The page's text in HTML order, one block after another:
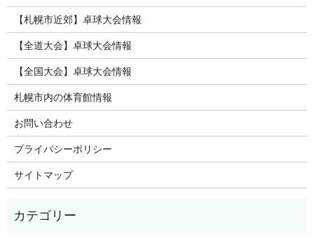
【札幌市近郊】卓球大会情報
【全道大会】卓球大会情報
【全国大会】卓球大会情報
札幌市内の体育館情報
お問い合わせ
プライバシーポリシー
サイトマップ